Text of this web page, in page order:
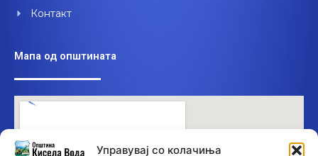
Управувај со колачиња
Контакт
Мапа од општината